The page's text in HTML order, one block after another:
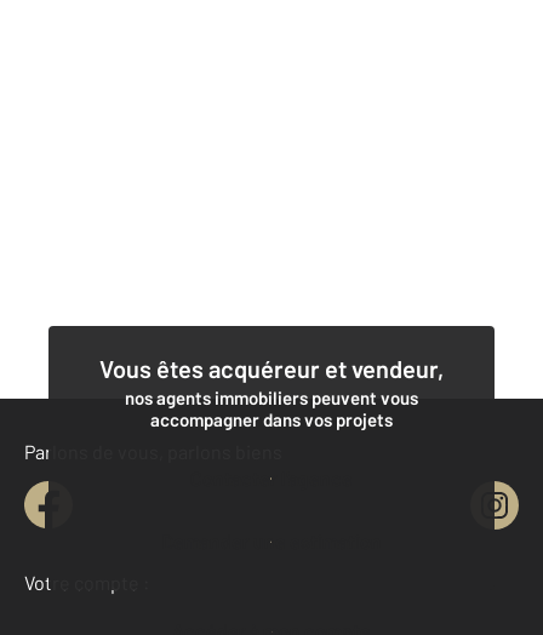
Vous êtes acquéreur et vendeur,
nos agents immobiliers peuvent vous
accompagner dans vos projets
Contacter l'agence
Demander une estimation
Parlons de vous, parlons biens
Votre compte :
Accéder à mon compte